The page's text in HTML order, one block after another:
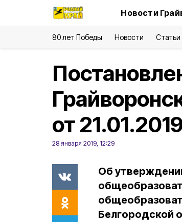
Новости
80 лет Победы Новости Статьи
от
28 января 2019, 12:29
Об
Белгородской